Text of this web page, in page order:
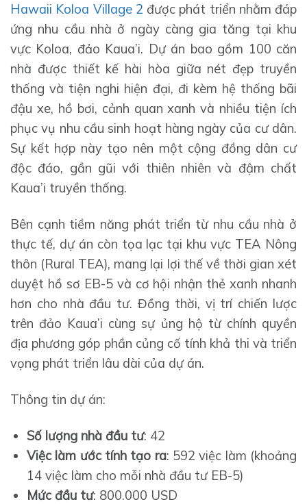
Hawaii Koloa Village 2 được phát triển nhằm đáp
ứng nhu cầu nhà ở ngày càng gia tăng tại khu
vực Koloa, đảo Kaua’i. Dự án bao gồm 100 căn
nhà được thiết kế hài hòa giữa nét đẹp truyền
thống và tiện nghi hiện đại, đi kèm hệ thống bãi
đậu xe, hồ bơi, cảnh quan xanh và nhiều tiện ích
phục vụ nhu cầu sinh hoạt hàng ngày của cư dân.
Sự kết hợp này tạo nên một cộng đồng dân cư
độc đáo, gần gũi với thiên nhiên và đậm chất
Kaua’i truyền thống.
Bên cạnh tiềm năng phát triển từ nhu cầu nhà ở
thực tế, dự án còn tọa lạc tại khu vực TEA Nông
thôn (Rural TEA), mang lại lợi thế về thời gian xét
duyệt hồ sơ EB-5 và cơ hội nhận thẻ xanh nhanh
hơn cho nhà đầu tư. Đồng thời, vị trí chiến lược
trên đảo Kaua’i cùng sự ủng hộ từ chính quyền
địa phương góp phần củng cố tính khả thi và triển
vọng phát triển lâu dài của dự án.
Thông tin dự án:
Số lượng nhà đầu tư: 42
Việc làm ước tính tạo ra: 592 việc làm (khoảng
14 việc làm cho mỗi nhà đầu tư EB-5)
Mức đầu tư: 800.000 USD